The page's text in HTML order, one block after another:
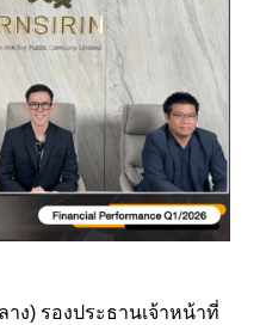
ง) รองประธานเจ้าหน้าที่